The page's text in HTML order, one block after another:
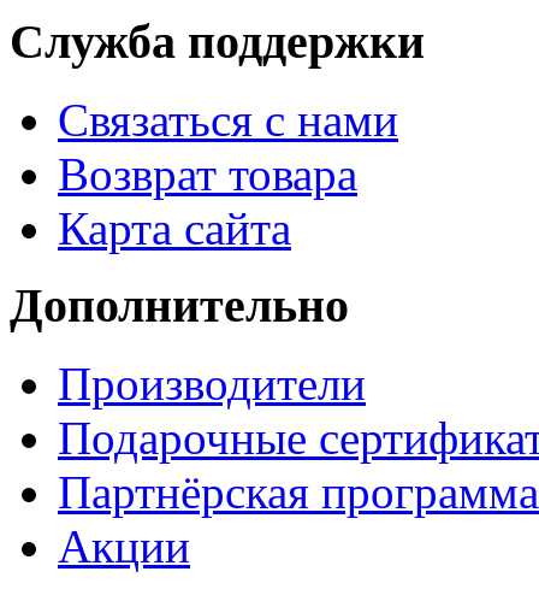
Служба поддержки
Связаться с нами
Возврат товара
Карта сайта
Дополнительно
Производители
Подарочные
Партнёрская программа
Акции